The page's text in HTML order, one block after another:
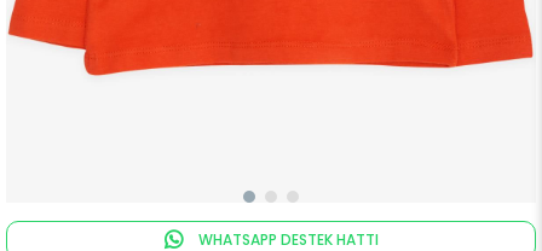
WHATSAPP DESTEK HATTI